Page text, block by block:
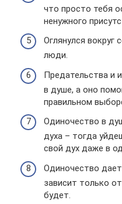
что просто тебя
ненужного
Оглянулся вокруг
люди.
Предательства и
в душе, а оно
правильном
Одиночество в
духа – тогда
свой дух даже в
Одиночество
зависит только
будет.